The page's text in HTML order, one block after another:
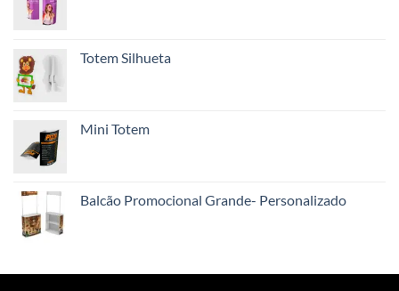
Totem Silhueta
Mini Totem
Balcão Promocional Grande- Personalizado